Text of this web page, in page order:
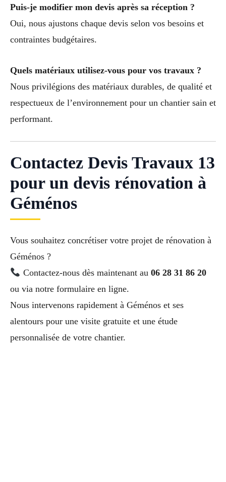
Puis-je modifier mon devis après sa réception ?
Oui, nous ajustons chaque devis selon vos besoins et
contraintes budgétaires.
Quels matériaux utilisez-vous pour vos travaux ?
Nous privilégions des matériaux durables, de qualité et
respectueux de l’environnement pour un chantier sain et
performant.
Contactez Devis Travaux 13
pour un devis rénovation à
Géménos
Vous souhaitez concrétiser votre projet de rénovation à
Géménos ?
Contactez-nous dès maintenant au 06 28 31 86 20
ou via notre formulaire en ligne.
Nous intervenons rapidement à Géménos et ses
alentours pour une visite gratuite et une étude
personnalisée de votre chantier.